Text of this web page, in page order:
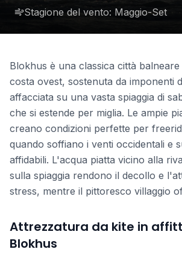
Stagione del vento: Maggio-Set
Blokhus è una classica città balneare
costa ovest, sostenuta da imponenti
affacciata su una vasta spiaggia di
che si estende per miglia. Le ampie
creano condizioni perfette per
quando soffiano i venti occidentali e
affidabili. L'acqua piatta vicino alla
sulla spiaggia rendono il decollo e
stress, mentre il pittoresco villaggio
Attrezzatura da kite in
Blokhus